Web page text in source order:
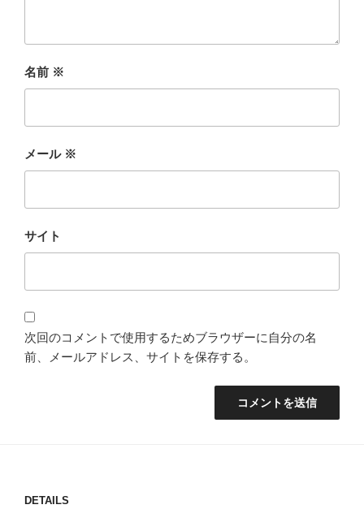
名前 ※
メール ※
サイト
次回のコメントで使用するためブラウザーに自分の名
前、メールアドレス、サイトを保存する。
DETAILS